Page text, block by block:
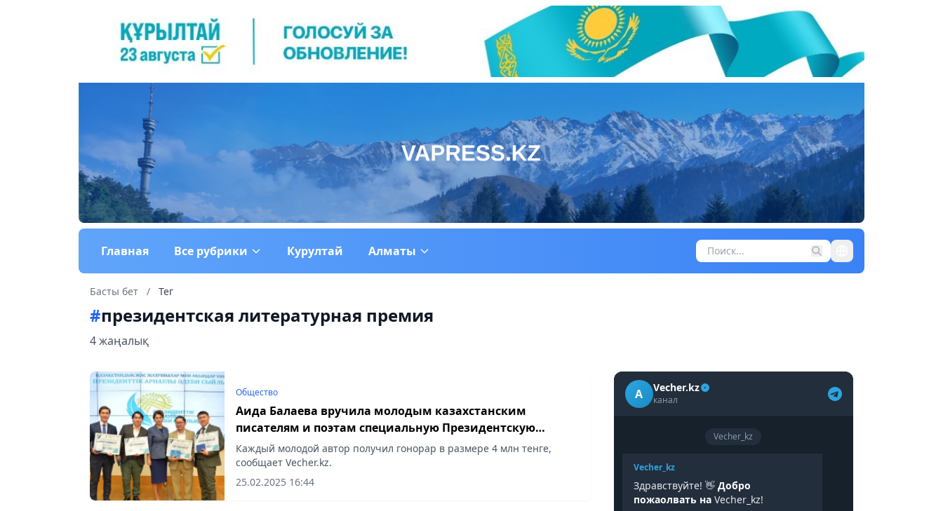
Главная Все рубрики Курултай Алматы
Басты бет / Тег
#президентская литературная премия
4 жаңалық
Общество
Аида Балаева вручила молодым казахстанским
писателям и поэтам специальную Президентскую
литературную премию
Каждый молодой автор получил гонорар в размере 4 млн тенге,
сообщает Vecher.kz.
25.02.2025 16:44
A Vecher.kz
канал
Vecher_kz
Vecher_kz
Здравствуйте! 👋 Добро
пожаолвать наVecher_kz!